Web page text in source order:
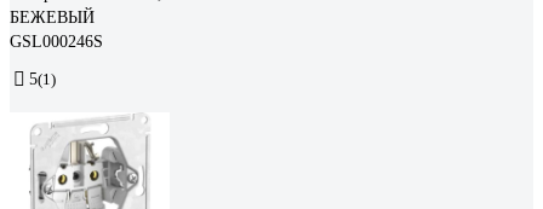
БЕЖЕВЫЙ
GSL000246S
5(1)